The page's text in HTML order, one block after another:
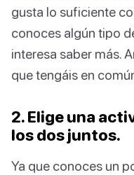
gusta lo suficiente
conoces algún tipo
interesa saber más.
que tengáis en
2. Elige una
los dos juntos.
Ya que conoces un